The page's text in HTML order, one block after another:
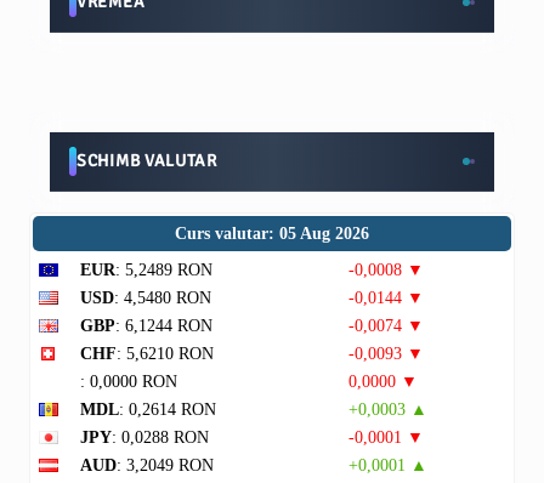
SCHIMB VALUTAR
Curs valutar: 05 Aug 2026
EUR: 5,2489 RON
-0,0008 ▼
USD: 4,5480 RON
-0,0144 ▼
GBP: 6,1244 RON
-0,0074 ▼
CHF: 5,6210 RON
-0,0093 ▼
: 0,0000 RON
0,0000 ▼
MDL: 0,2614 RON
+0,0003 ▲
JPY: 0,0288 RON
-0,0001 ▼
AUD: 3,2049 RON
+0,0001 ▲